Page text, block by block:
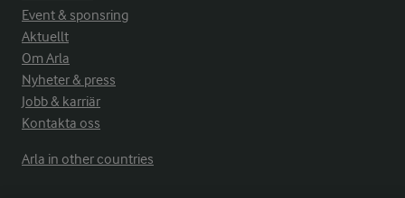
Event & sponsring
Aktuellt
Om Arla
Nyheter & press
Jobb & karriär
Kontakta oss
Arla in other countries